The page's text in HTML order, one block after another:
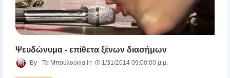
Ψευδώνυμα - επίθετα ξένων διασήμων
Τα Μπουλούκια 1/31/2014 09:00:00 μ.μ.